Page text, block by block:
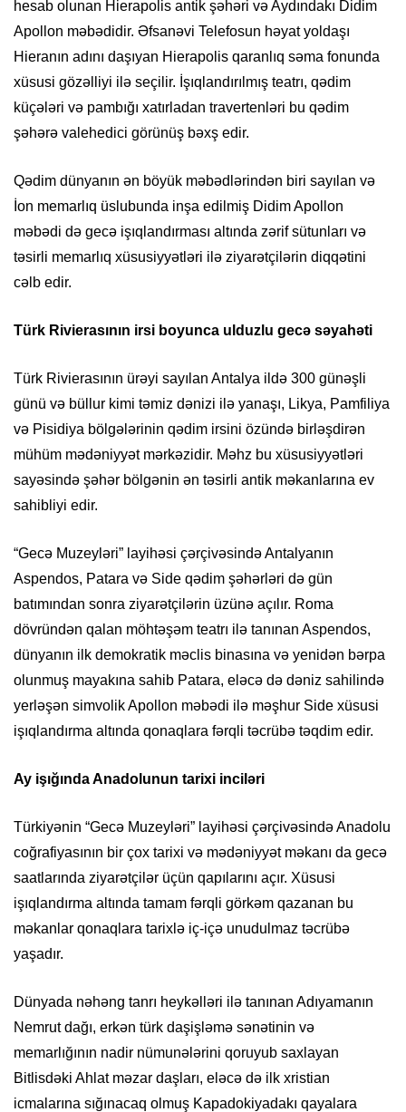
hesab olunan Hierapolis antik şəhəri və Aydındakı Didim
Apollon məbədidir. Əfsanəvi Telefosun həyat yoldaşı
Hieranın adını daşıyan Hierapolis qaranlıq səma fonunda
xüsusi gözəlliyi ilə seçilir. İşıqlandırılmış teatrı, qədim
küçələri və pambığı xatırladan travertenləri bu qədim
şəhərə valehedici görünüş bəxş edir.
Qədim dünyanın ən böyük məbədlərindən biri sayılan və
İon memarlıq üslubunda inşa edilmiş Didim Apollon
məbədi də gecə işıqlandırması altında zərif sütunları və
təsirli memarlıq xüsusiyyətləri ilə ziyarətçilərin diqqətini
cəlb edir.
Türk Rivierasının irsi boyunca ulduzlu gecə səyahəti
Türk Rivierasının ürəyi sayılan Antalya ildə 300 günəşli
günü və büllur kimi təmiz dənizi ilə yanaşı, Likya, Pamfiliya
və Pisidiya bölgələrinin qədim irsini özündə birləşdirən
mühüm mədəniyyət mərkəzidir. Məhz bu xüsusiyyətləri
sayəsində şəhər bölgənin ən təsirli antik məkanlarına ev
sahibliyi edir.
“Gecə Muzeyləri” layihəsi çərçivəsində Antalyanın
Aspendos, Patara və Side qədim şəhərləri də gün
batımından sonra ziyarətçilərin üzünə açılır. Roma
dövründən qalan möhtəşəm teatrı ilə tanınan Aspendos,
dünyanın ilk demokratik məclis binasına və yenidən bərpa
olunmuş mayakına sahib Patara, eləcə də dəniz sahilində
yerləşən simvolik Apollon məbədi ilə məşhur Side xüsusi
işıqlandırma altında qonaqlara fərqli təcrübə təqdim edir.
Ay işığında Anadolunun tarixi inciləri
Türkiyənin “Gecə Muzeyləri” layihəsi çərçivəsində Anadolu
coğrafiyasının bir çox tarixi və mədəniyyət məkanı da gecə
saatlarında ziyarətçilər üçün qapılarını açır. Xüsusi
işıqlandırma altında tamam fərqli görkəm qazanan bu
məkanlar qonaqlara tarixlə iç-içə unudulmaz təcrübə
yaşadır.
Dünyada nəhəng tanrı heykəlləri ilə tanınan Adıyamanın
Nemrut dağı, erkən türk daşişləmə sənətinin və
memarlığının nadir nümunələrini qoruyub saxlayan
Bitlisdəki Ahlat məzar daşları, eləcə də ilk xristian
icmalarına sığınacaq olmuş Kapadokiyadakı qayalara